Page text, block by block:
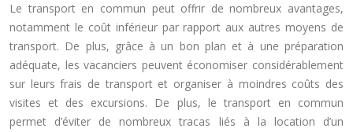
Le transport en commun peut offrir de nombreux avantages,
notamment le coût inférieur par rapport aux autres moyens de
transport. De plus, grâce à un bon plan et à une préparation
adéquate, les vacanciers peuvent économiser considérablement
sur leurs frais de transport et organiser à moindres coûts des
visites et des excursions. De plus, le transport en commun
permet d’éviter de nombreux tracas liés à la location d’un